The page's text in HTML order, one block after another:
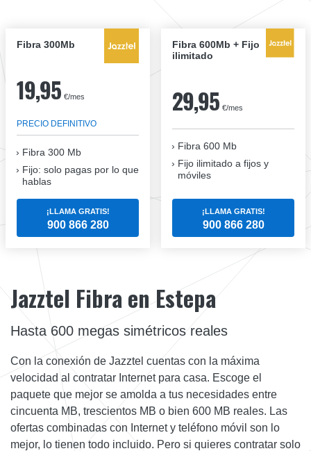
Fibra 300Mb
19,95 €/mes
PRECIO DEFINITIVO
Fibra 300 Mb
Fijo: solo pagas por lo que
hablas
¡LLAMA GRATIS!
900 866 280
Fibra 600Mb + Fijo
ilimitado
29,95 €/mes
Fibra 600 Mb
Fijo ilimitado a fijos y
móviles
¡LLAMA GRATIS!
900 866 280
Jazztel Fibra en Estepa
Hasta 600 megas simétricos reales
Con la conexión de Jazztel cuentas con la máxima
velocidad al contratar Internet para casa. Escoge el
paquete que mejor se amolda a tus necesidades entre
cincuenta MB, trescientos MB o bien 600 MB reales. Las
ofertas combinadas con Internet y teléfono móvil son lo
mejor, lo tienen todo incluido. Pero si quieres contratar solo